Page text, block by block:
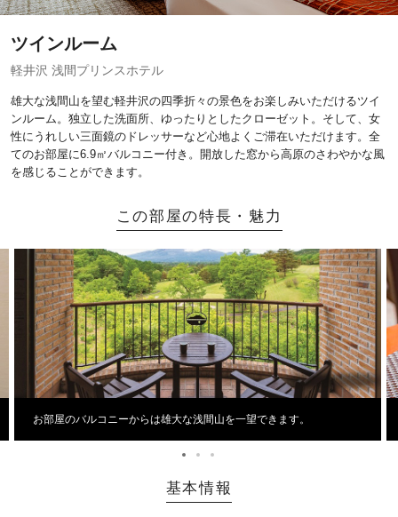
ツインルーム
軽井沢 浅間プリンスホテル
雄大な浅間山を望む軽井沢の四季折々の景色をお楽しみいただけるツイ
ンルーム。独立した洗面所、ゆったりとしたクローゼット。そして、女
性にうれしい三面鏡のドレッサーなど心地よくご滞在いただけます。全
てのお部屋に6.9㎡バルコニー付き。開放した窓から高原のさわやかな風
を感じることができます。
この部屋の特長・魅力
お部屋のバルコニーからは雄大な浅間山を一望できます。
基本情報